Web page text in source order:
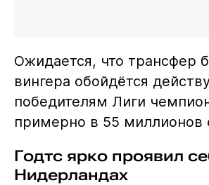
Ожидается, что трансфер
вингера обойдётся
победителям Лиги
примерно в 55 миллионов
Годтс ярко проявил
Нидерландах